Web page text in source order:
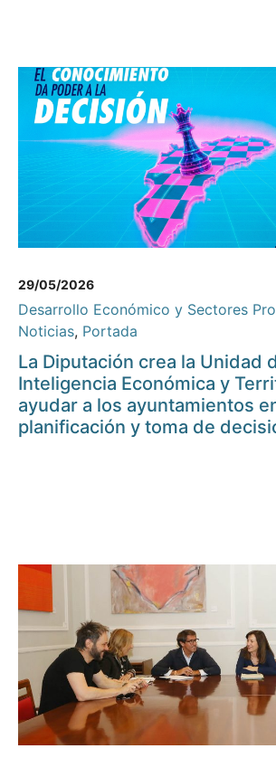
29/05/2026
Desarrollo Económico y Sectores
Noticias, Portada
La Diputación crea la Unidad
Inteligencia Económica y
ayudar a los ayuntamientos
planificación y toma de